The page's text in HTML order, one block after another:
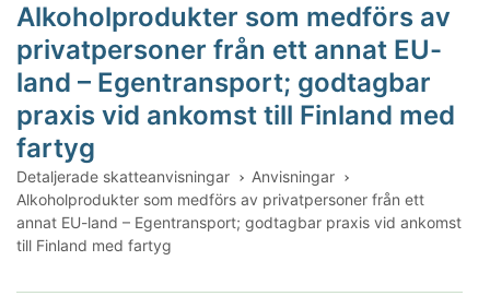
Alkoholprodukter som medförs av
privatpersoner från ett annat EU-
land – Egentransport; godtagbar
praxis vid ankomst till Finland med
fartyg
Detaljerade skatteanvisningar
Anvisningar
Alkoholprodukter som medförs av privatpersoner från ett
annat EU-land – Egentransport; godtagbar praxis vid ankomst
till Finland med fartyg